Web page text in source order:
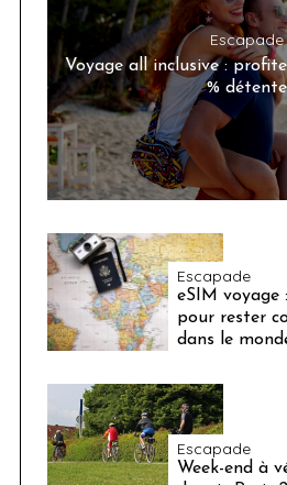
Escapade
Voyage all inclusive :
% détente
Escapade
eSIM voyage
pour rester
dans le
Escapade
Week-end à